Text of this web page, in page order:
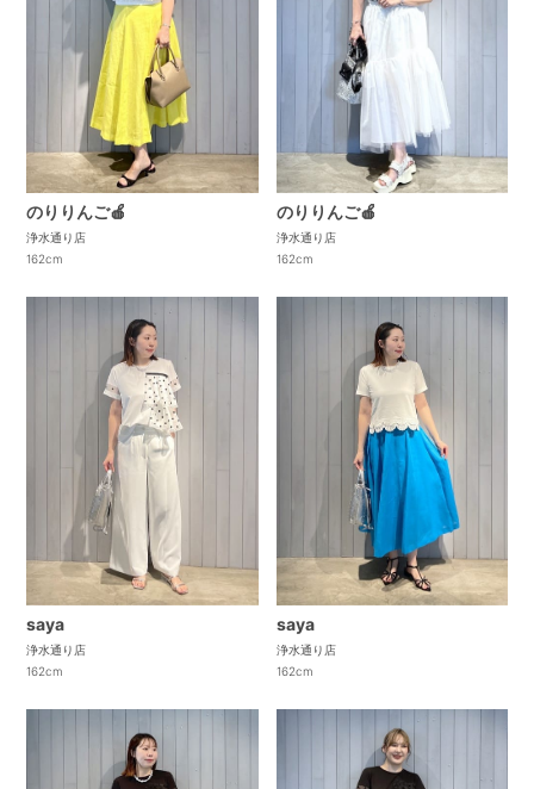
のりりんご🍎
浄水通り店
162cm
のりりんご🍎
浄水通り店
162cm
saya
浄水通り店
162cm
saya
浄水通り店
162cm